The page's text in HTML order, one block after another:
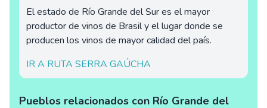
El estado de Río Grande del Sur es el mayor
productor de vinos de Brasil y el lugar donde se
producen los vinos de mayor calidad del país.
IR A RUTA SERRA GAÚCHA
Pueblos relacionados con Río Grande del